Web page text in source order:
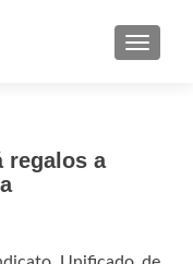
regalos a